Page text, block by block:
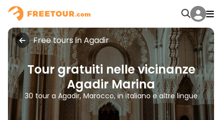
Free tours in Agadir
Tour gratuiti nelle vicinanze
Agadir Marina
30 tour a Agadir, Marocco, in italiano e altre lingue